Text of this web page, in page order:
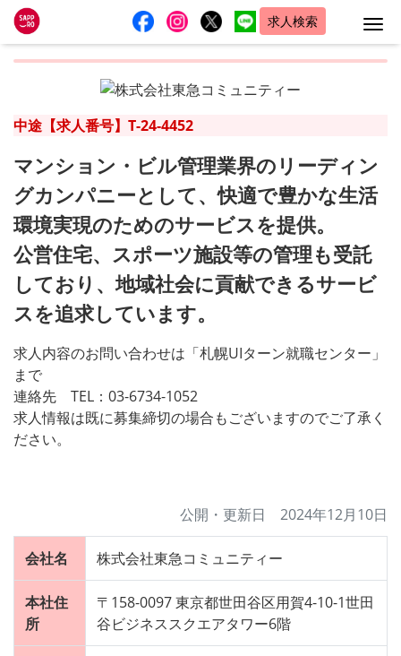
求人検索
中途【求人番号】T-24-4452
マンション・ビル管理業界のリーディン
グカンパニーとして、快適で豊かな生活
環境実現のためのサービスを提供。
公営住宅、スポーツ施設等の管理も受託
しており、地域社会に貢献できるサービ
スを追求しています。
求人内容のお問い合わせは「札幌UIターン就職センター」
まで
連絡先 TEL：03-6734-1052
求人情報は既に募集締切の場合もございますのでご了承く
ださい。
公開・更新日 2024年12月10日
会社名 株式会社東急コミュニティー
本社住
所
〒158-0097 東京都世田谷区用賀4-10-1世田
谷ビジネススクエアタワー6階